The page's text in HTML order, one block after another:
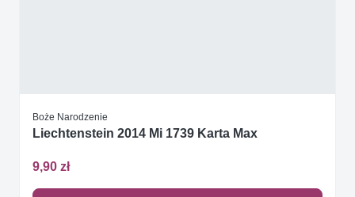
Boże Narodzenie
Liechtenstein 2014 Mi 1739 Karta Max
9,90 zł